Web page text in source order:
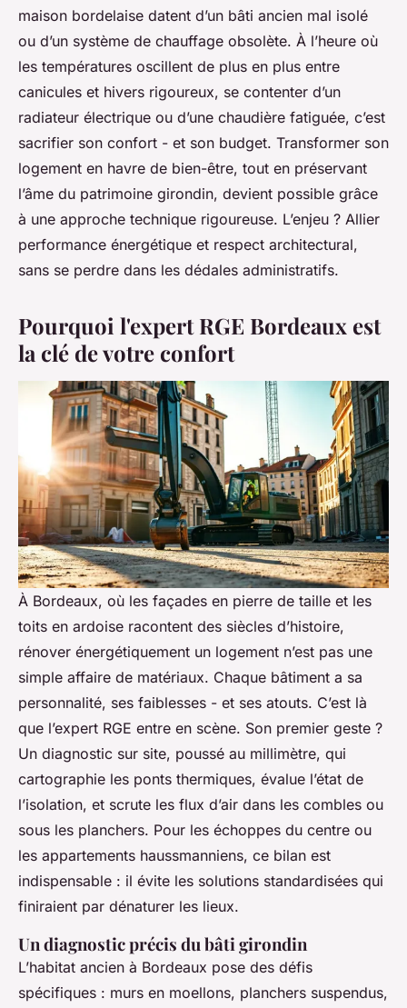
maison bordelaise datent d’un bâti ancien mal isolé
ou d’un système de chauffage obsolète. À l’heure où
les températures oscillent de plus en plus entre
canicules et hivers rigoureux, se contenter d’un
radiateur électrique ou d’une chaudière fatiguée, c’est
sacrifier son confort - et son budget. Transformer son
logement en havre de bien-être, tout en préservant
l’âme du patrimoine girondin, devient possible grâce
à une approche technique rigoureuse. L’enjeu ? Allier
performance énergétique et respect architectural,
sans se perdre dans les dédales administratifs.
Pourquoi l'expert RGE Bordeaux est
la clé de votre confort
À Bordeaux, où les façades en pierre de taille et les
toits en ardoise racontent des siècles d’histoire,
rénover énergétiquement un logement n’est pas une
simple affaire de matériaux. Chaque bâtiment a sa
personnalité, ses faiblesses - et ses atouts. C’est là
que l’expert RGE entre en scène. Son premier geste ?
Un diagnostic sur site, poussé au millimètre, qui
cartographie les ponts thermiques, évalue l’état de
l’isolation, et scrute les flux d’air dans les combles ou
sous les planchers. Pour les échoppes du centre ou
les appartements haussmanniens, ce bilan est
indispensable : il évite les solutions standardisées qui
finiraient par dénaturer les lieux.
Un diagnostic précis du bâti girondin
L’habitat ancien à Bordeaux pose des défis
spécifiques : murs en moellons, planchers suspendus,